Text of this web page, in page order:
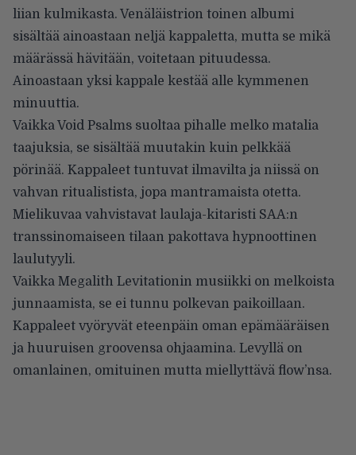
liian kulmikasta. Venäläistrion toinen albumi
sisältää ainoastaan neljä kappaletta, mutta se mikä
määrässä hävitään, voitetaan pituudessa.
Ainoastaan yksi kappale kestää alle kymmenen
minuuttia.
Vaikka Void Psalms suoltaa pihalle melko matalia
taajuksia, se sisältää muutakin kuin pelkkää
pörinää. Kappaleet tuntuvat ilmavilta ja niissä on
vahvan ritualistista, jopa mantramaista otetta.
Mielikuvaa vahvistavat laulaja-kitaristi SAA:n
transsinomaiseen tilaan pakottava hypnoottinen
laulutyyli.
Vaikka Megalith Levitationin musiikki on melkoista
junnaamista, se ei tunnu polkevan paikoillaan.
Kappaleet vyöryvät eteenpäin oman epämääräisen
ja huuruisen groovensa ohjaamina. Levyllä on
omanlainen, omituinen mutta miellyttävä flow’nsa.